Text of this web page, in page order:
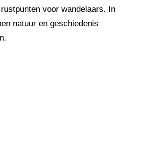
voor wandelaars. In
natuur en geschiedenis